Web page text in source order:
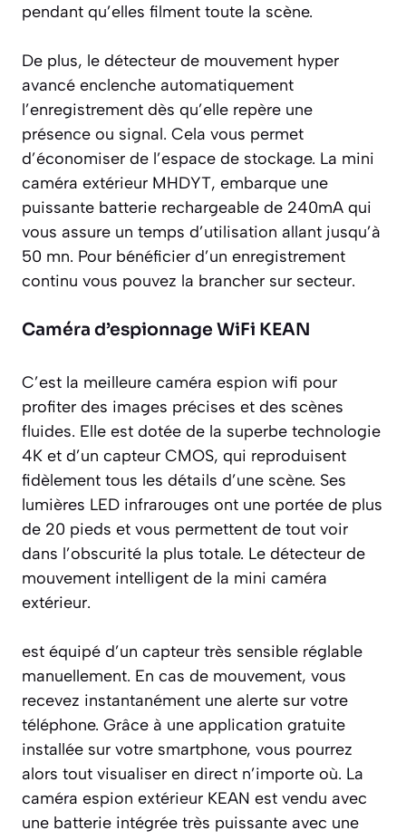
pendant qu’elles filment toute la scène.
De plus, le détecteur de mouvement hyper
avancé enclenche automatiquement
l’enregistrement dès qu’elle repère une
présence ou signal. Cela vous permet
d’économiser de l’espace de stockage. La mini
caméra extérieur MHDYT, embarque une
puissante batterie rechargeable de 240mA qui
vous assure un temps d’utilisation allant jusqu’à
50 mn. Pour bénéficier d’un enregistrement
continu vous pouvez la brancher sur secteur.
Caméra d’espionnage WiFi KEAN
C’est la meilleure caméra espion wifi pour
profiter des images précises et des scènes
fluides. Elle est dotée de la superbe technologie
4K et d’un capteur CMOS, qui reproduisent
fidèlement tous les détails d’une scène. Ses
lumières LED infrarouges ont une portée de plus
de 20 pieds et vous permettent de tout voir
dans l’obscurité la plus totale. Le détecteur de
mouvement intelligent de la mini caméra
extérieur.
est équipé d’un capteur très sensible réglable
manuellement. En cas de mouvement, vous
recevez instantanément une alerte sur votre
téléphone. Grâce à une application gratuite
installée sur votre smartphone, vous pourrez
alors tout visualiser en direct n’importe où. La
caméra espion extérieur KEAN est vendu avec
une batterie intégrée très puissante avec une